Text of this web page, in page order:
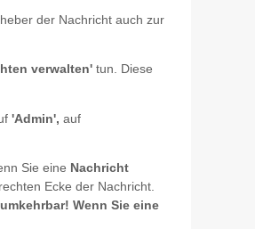
der Nachricht auch zur
verwalten' tun. Diese
'Admin', auf
Sie eine Nachricht
Ecke der Nachricht.
Wenn Sie eine